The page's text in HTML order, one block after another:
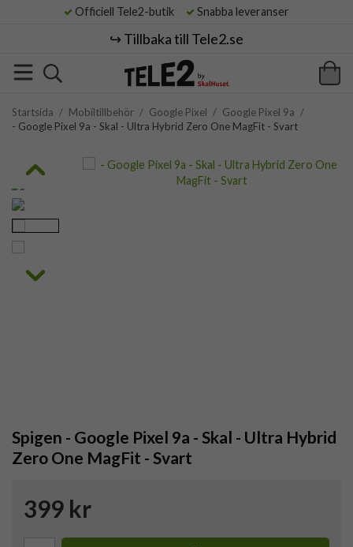
Officiell Tele2-butik Snabba leveranser
↪️ Tillbaka till Tele2.se
Startsida / Mobiltillbehör / Google Pixel / Google Pixel 9a /
- Google Pixel 9a - Skal - Ultra Hybrid Zero One MagFit - Svart
Spigen - Google Pixel 9a - Skal - Ultra Hybrid
Zero One MagFit - Svart
399 kr